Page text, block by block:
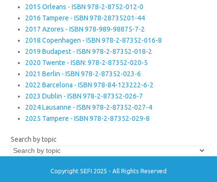
2015 Orleans - ISBN 978-2-8752-012-0
2016 Tampere - ISBN 978-28735201-44
2017 Azores - ISBN 978-989-98875-7-2
2018 Copenhagen - ISBN 978-2-87352-016-8
2019 Budapest - ISBN 978-2-87352-018-2
2020 Twente - ISBN: 978-2-87352-020-5
2021 Berlin - ISBN 978-2-87352-023-6
2022 Barcelona - ISBN 978-84-123222-6-2
2023 Dublin - ISBN 978-2-87352-026-7
2024 Lausanne - ISBN 978-2-87352-027-4
2025 Tampere - ISBN 978-2-87352-029-8
Search by topic
Copyright SEFI 2025 - All Rights Reserved